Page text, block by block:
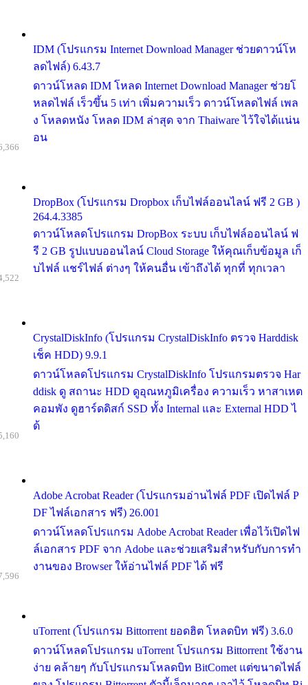
IDM (โปรแกรม Internet Download Manager ช่วยดาวน์โห
ลดไฟล์) 6.43.7
ดาวน์โหลด IDM โหลด Internet Download Manager ช่วยโ
หลดไฟล์ เร็วขึ้น 5 เท่า เพิ่มความเร็ว ดาวน์โหลดไฟล์ เพล
ง โหลดหนัง โหลด IDM ล่าสุด จาก Thaiware ไว้ใจได้แน่น
อน
DropBox (โปรแกรม Dropbox เก็บไฟล์ออนไลน์ ฟรี 2 GB )
264.4.3385
ดาวน์โหลดโปรแกรม DropBox ระบบ เก็บไฟล์ออนไลน์ ฟ
รี 2 GB รูปแบบออนไลน์ Cloud Storage ให้คุณเก็บข้อมูล เก็
บไฟล์ แชร์ไฟล์ ต่างๆ ให้คนอื่น เข้าถึงได้ ทุกที่ ทุกเวลา
CrystalDiskInfo (โปรแกรม CrystalDiskInfo ตรวจ Harddisk
เช็ค HDD) 9.9.1
ดาวน์โหลดโปรแกรม CrystalDiskInfo โปรแกรมตรวจ Har
ddisk ดู สถานะ HDD ดูอุณหภูมิเครื่อง ความเร็ว หาสาเหต
คอมพัง ดูฮาร์ดดิสก์ SSD ทั้ง Internal และ External HDD ไ
ด้
Adobe Acrobat Reader (โปรแกรมอ่านไฟล์ PDF เปิดไฟล์ P
DF ไฟล์เอกสาร ฟรี) 26.001
ดาวน์โหลดโปรแกรม Adobe Acrobat Reader เพื่อไว้เปิดไฟ
ล์เอกสาร PDF จาก Adobe และช่วยเสริมสำหรับกับการทำ
งานของ Browser ให้อ่านไฟล์ PDF ได้ ฟรี
uTorrent (โปรแกรม Bittorrent ยอดฮิต โหลดบิท ฟรี) 3.6.0
ดาวน์โหลดโปรแกรม uTorrent โปรแกรม Bittorrent ใช้งาน
ง่าย คล้ายๆ กับโปรแกรมโหลดบิท BitComet แต่ขนาดไฟล์